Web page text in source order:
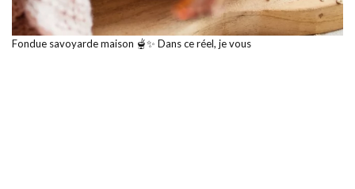
Fondue savoyarde maison 🫕✨ Dans ce réel, je vous